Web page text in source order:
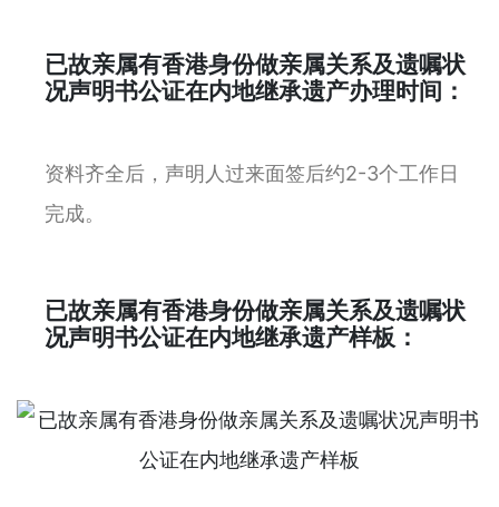
已故亲属有香港身份做亲属关系及遗嘱状
况声明书公证在内地继承遗产办理时间：
资料齐全后，声明人过来面签后约2-3个工作日
完成。
已故亲属有香港身份做亲属关系及遗嘱状
况声明书公证在内地继承遗产样板：